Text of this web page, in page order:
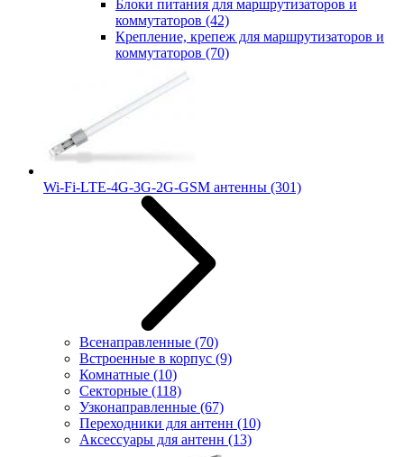
Блоки питания для маршрутизаторов и
коммутаторов (42)
Крепление, крепеж для маршрутизаторов и
коммутаторов (70)
Wi-Fi-LTE-4G-3G-2G-GSM антенны (301)
Всенаправленные (70)
Встроенные в корпус (9)
Комнатные (10)
Секторные (118)
Узконаправленные (67)
Переходники для антенн (10)
Аксессуары для антенн (13)